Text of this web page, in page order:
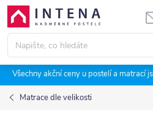
Přejít
obsah
Všechny akční ceny u postelí a matrací
Matrace dle velikosti